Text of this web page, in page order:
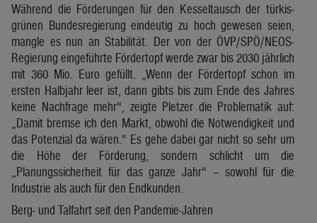
Während die Förderungen für den Kesseltausch der türkis-
grünen Bundesregierung eindeutig zu hoch gewesen seien,
mangle es nun an Stabilität. Der von der ÖVP/SPÖ/NEOS-
Regierung eingeführte Fördertopf werde zwar bis 2030 jährlich
mit 360 Mio. Euro gefüllt. „Wenn der Fördertopf schon im
ersten Halbjahr leer ist, dann gibts bis zum Ende des Jahres
keine Nachfrage mehr“, zeigte Pletzer die Problematik auf:
„Damit bremse ich den Markt, obwohl die Notwendigkeit und
das Potenzial da wären.“ Es gehe dabei gar nicht so sehr um
die Höhe der Förderung, sondern schlicht um die
„Planungssicherheit für das ganze Jahr“ – sowohl für die
Industrie als auch für den Endkunden.
Berg- und Talfahrt seit den Pandemie-Jahren